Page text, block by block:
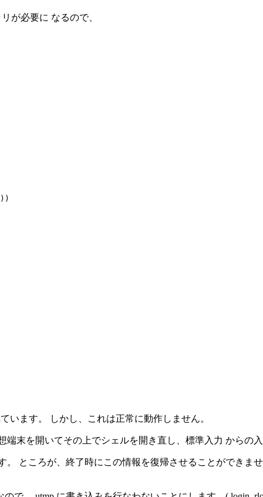
が必要に なるので、
います。 しかし、これは正常に動作しません。
端末を開いてその上でシェルを開き直し、標準入力 からの
ところが、終了時にこの情報を復帰させることができま